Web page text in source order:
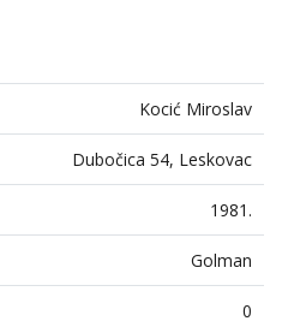
Kocić Miroslav
Dubočica 54, Leskovac
1981.
Golman
0